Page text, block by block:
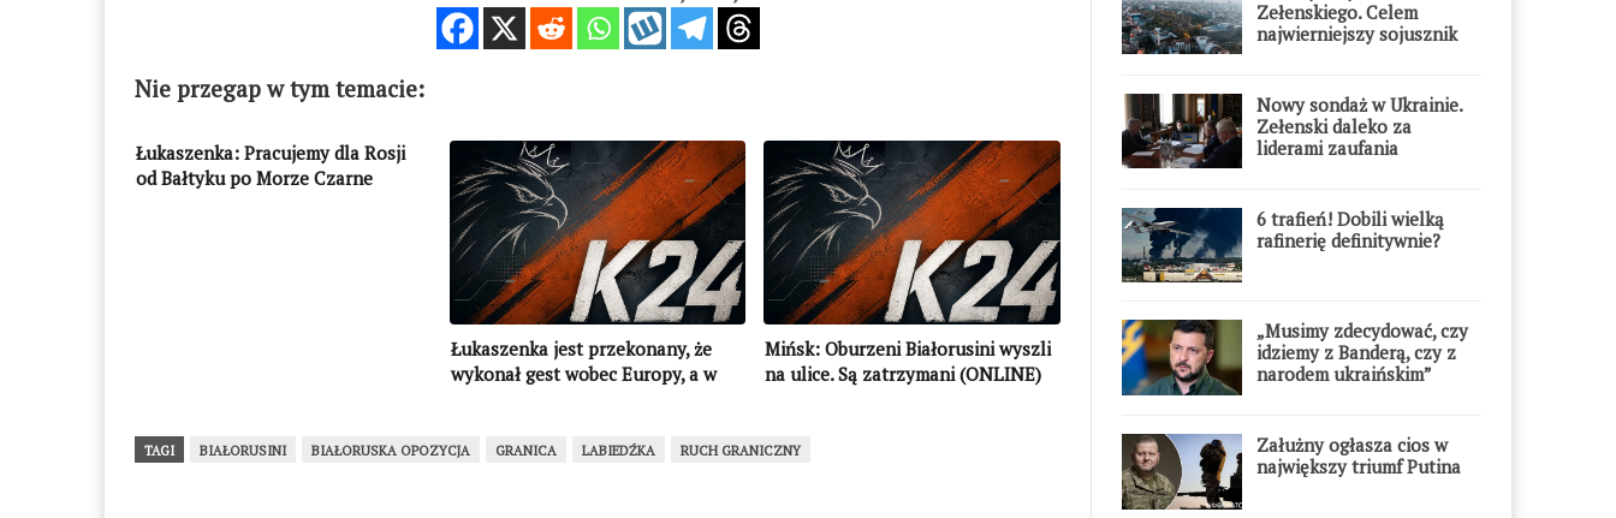
Nie przegap w tym temacie:
Łukaszenka: Pracujemy dla Rosji
od Bałtyku po Morze Czarne
Łukaszenka jest przekonany, że
wykonał gest wobec Europy, a w
Mińsk: Oburzeni Białorusini wyszli
na ulice. Są zatrzymani (ONLINE)
TAGI BIAŁORUSINI BIAŁORUSKA OPOZYCJA GRANICA LABIEDŹKA RUCH GRANICZNY
Zełenskiego. Celem
najwierniejszy sojusznik
Nowy sondaż w Ukrainie.
Zełenski daleko za
liderami zaufania
6 trafień! Dobili wielką
rafinerię definitywnie?
„Musimy zdecydować, czy
idziemy z Banderą, czy z
narodem ukraińskim”
Załużny ogłasza cios w
największy triumf Putina